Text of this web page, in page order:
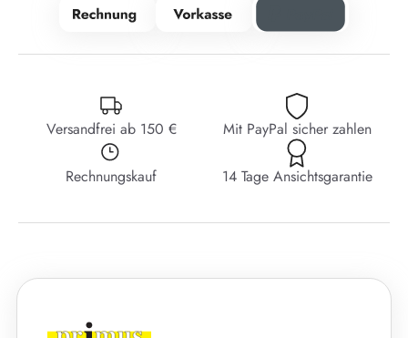
Versandfrei ab 150 € Mit PayPal sicher zahlen
Rechnungskauf 14 Tage Ansichtsgarantie